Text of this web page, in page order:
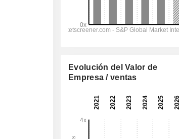
Evolución del Valor de
Empresa / ventas